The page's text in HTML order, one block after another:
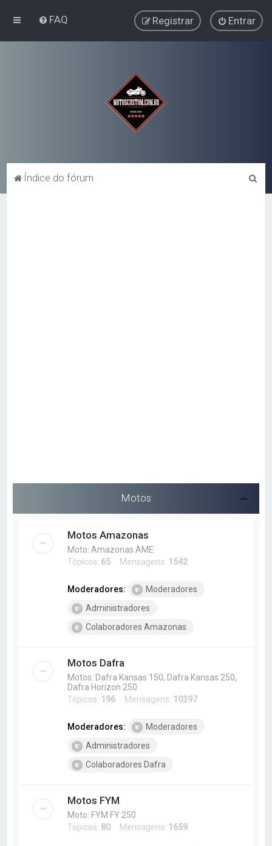
FAQ Entrar
Registrar
Índice do fórum
Motos
Motos Amazonas
Moto: Amazonas AME
Tópicos: 65 Mensagens: 1542
Moderadores:
Moderadores
Administradores
Colaboradores Amazonas
Motos Dafra
Motos: Dafra Kansas 150, Dafra Kansas 250,
Dafra Horizon 250
Tópicos: 196 Mensagens: 10397
Moderadores:
Moderadores
Administradores
Colaboradores Dafra
Motos FYM
Moto: FYM FY 250
Tópicos: 80 Mensagens: 1659